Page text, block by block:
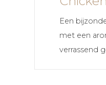
Een
met een
verrassend